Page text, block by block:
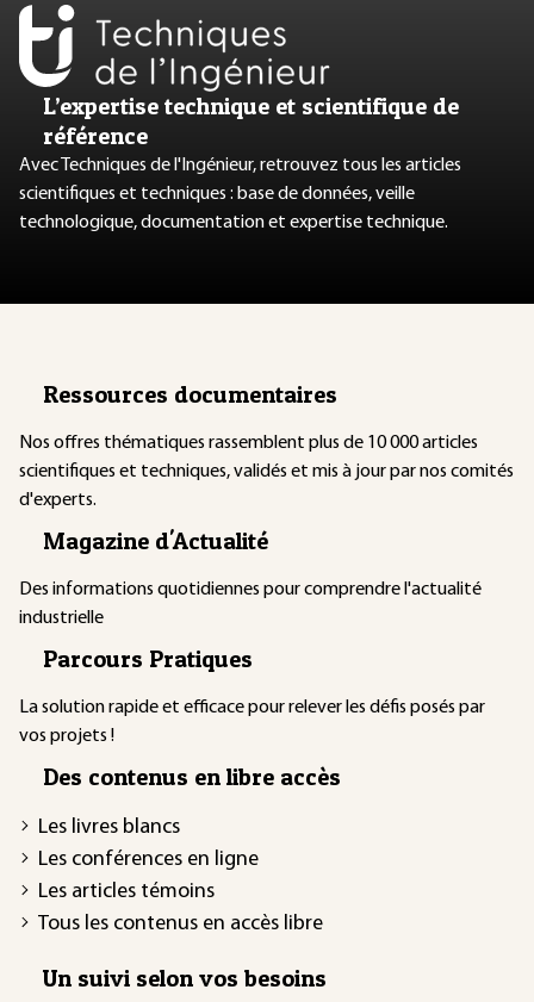
L’expertise technique et scientifique de
référence
Avec Techniques de l'Ingénieur, retrouvez tous les articles
scientifiques et techniques : base de données, veille
technologique, documentation et expertise technique.
Ressources documentaires
Nos offres thématiques rassemblent plus de 10 000 articles
scientifiques et techniques, validés et mis à jour par nos comités
d'experts.
Magazine d'Actualité
Des informations quotidiennes pour comprendre l'actualité
industrielle
Parcours Pratiques
La solution rapide et efficace pour relever les défis posés par
vos projets !
Des contenus en libre accès
Les livres blancs
Les conférences en ligne
Les articles témoins
Tous les contenus en accès libre
Un suivi selon vos besoins